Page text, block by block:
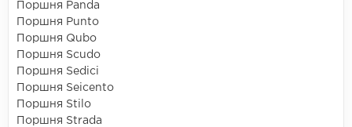
Поршня Panda
Поршня Punto
Поршня Qubo
Поршня Scudo
Поршня Sedici
Поршня Seicento
Поршня Stilo
Поршня Strada